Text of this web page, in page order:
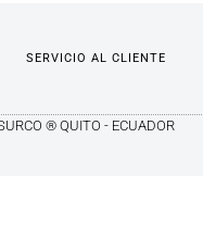
SERVICIO AL CLIENTE
® QUITO - ECUADOR